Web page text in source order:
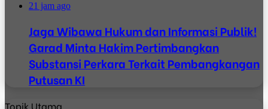
21 jam ago
Jaga Wibawa Hukum dan Informasi Publik!
Garad Minta Hakim Pertimbangkan
Substansi Perkara Terkait Pembangkangan
Putusan KI
Topik Utama